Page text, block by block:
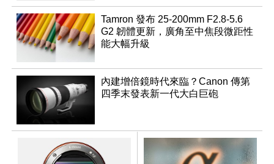
Tamron 發布 25-200mm F2.8-5.6
G2 韌體更新，廣角至中焦段微距性
能大幅升級
內建增倍鏡時代來臨？Canon 傳第
四季末發表新一代大白巨砲